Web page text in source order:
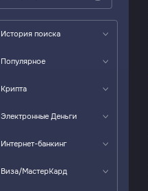
История поиска
Популярное
Крипта
Электронные Деньги
Интернет-банкинг
Виза/МастерКард